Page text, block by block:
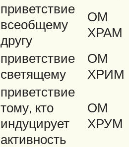
приветствие
всеобщему
другу
ОМ
ХРАМ
приветствие
светящему
ОМ
ХРИМ
приветствие
тому, кто
индуцирует
активность
ОМ
ХРУМ